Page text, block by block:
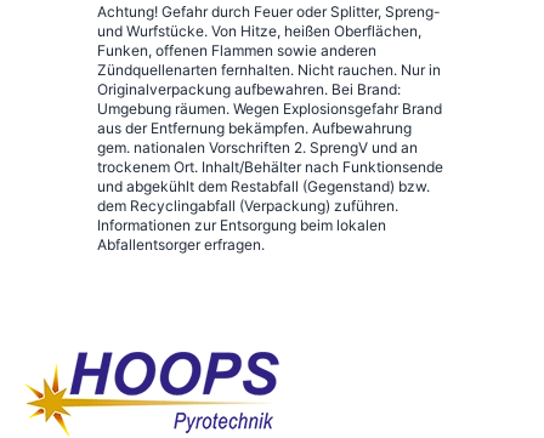
Achtung! Gefahr durch Feuer oder Splitter, Spreng-
und Wurfstücke. Von Hitze, heißen Oberflächen,
Funken, offenen Flammen sowie anderen
Zündquellenarten fernhalten. Nicht rauchen. Nur in
Originalverpackung aufbewahren. Bei Brand:
Umgebung räumen. Wegen Explosionsgefahr Brand
aus der Entfernung bekämpfen. Aufbewahrung
gem. nationalen Vorschriften 2. SprengV und an
trockenem Ort. Inhalt/Behälter nach Funktionsende
und abgekühlt dem Restabfall (Gegenstand) bzw.
dem Recyclingabfall (Verpackung) zuführen.
Informationen zur Entsorgung beim lokalen
Abfallentsorger erfragen.